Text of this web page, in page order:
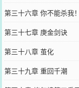
第三十六章 你不能杀我！
第三十七章 庚金剑诀
第三十八章 茧化
第三十九章 重回千潮